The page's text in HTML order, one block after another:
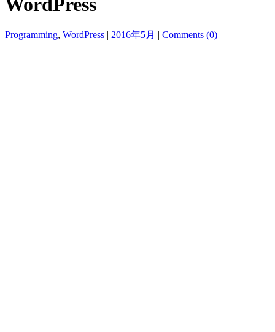
Programming, WordPress | 2016年5月 | Comments (0)